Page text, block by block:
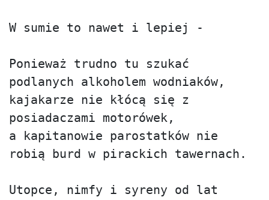
W sumie to nawet i lepiej -
Ponieważ trudno tu szukać
podlanych alkoholem wodniaków,
kajakarze nie kłócą się z
posiadaczami motorówek,
a kapitanowie parostatków nie
robią burd w pirackich tawernach.
Utopce, nimfy i syreny od lat